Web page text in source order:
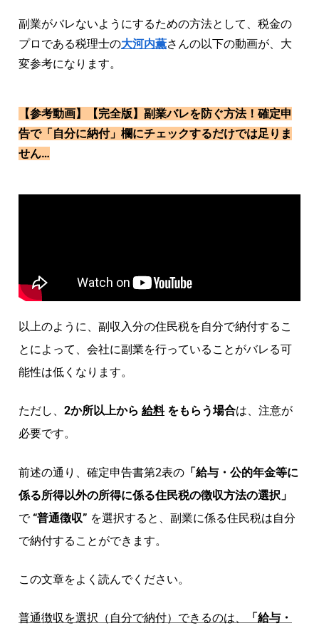
副業がバレないようにするための方法として、税金の
プロである税理士の大河内薫さんの以下の動画が、大
変参考になります。
【参考動画】【完全版】副業バレを防ぐ方法！確定申
告で「自分に納付」欄にチェックするだけでは足りま
せん…
以上のように、副収入分の住民税を自分で納付するこ
とによって、会社に副業を行っていることがバレる可
能性は低くなります。
ただし、 2か所以上から 給料をもらう場合は、注意が
必要です。
前述の通り、確定申告書第2表の 「給与・公的年金等に
係る所得以外の所得に係る住民税の徴収方法の選択」
で“普通徴収” を選択すると、副業に係る住民税は自分
で納付することができます。
この文章をよく読んでください。
普通徴収を選択（自分で納付）できるのは、
「給与・